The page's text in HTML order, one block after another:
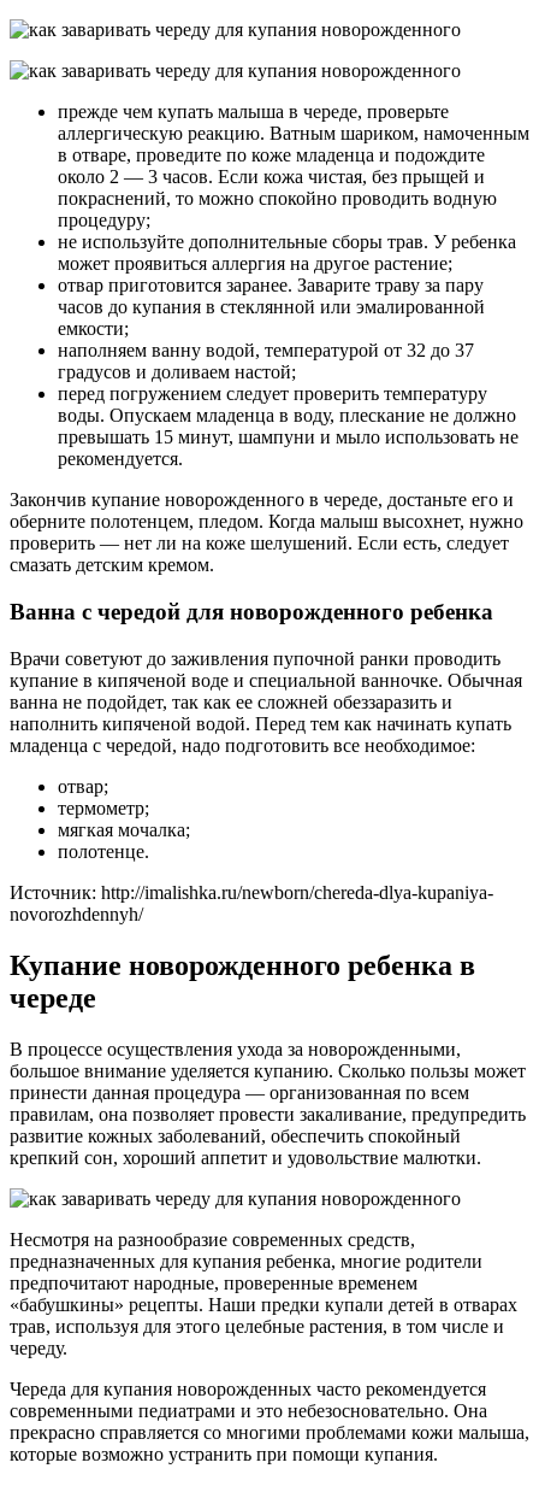
прежде чем купать малыша в череде, проверьте
аллергическую реакцию. Ватным шариком, намоченным
в отваре, проведите по коже младенца и подождите
около 2 — 3 часов. Если кожа чистая, без прыщей и
покраснений, то можно спокойно проводить водную
процедуру;
не используйте дополнительные сборы трав. У ребенка
может проявиться аллергия на другое растение;
отвар приготовится заранее. Заварите траву за пару
часов до купания в стеклянной или эмалированной
емкости;
наполняем ванну водой, температурой от 32 до 37
градусов и доливаем настой;
перед погружением следует проверить температуру
воды. Опускаем младенца в воду, плескание не должно
превышать 15 минут, шампуни и мыло использовать не
рекомендуется.
Закончив купание новорожденного в череде, достаньте его и
оберните полотенцем, пледом. Когда малыш высохнет, нужно
проверить — нет ли на коже шелушений. Если есть, следует
смазать детским кремом.
Ванна с чередой для новорожденного ребенка
Врачи советуют до заживления пупочной ранки проводить
купание в кипяченой воде и специальной ванночке. Обычная
ванна не подойдет, так как ее сложней обеззаразить и
наполнить кипяченой водой. Перед тем как начинать купать
младенца с чередой, надо подготовить все необходимое:
отвар;
термометр;
мягкая мочалка;
полотенце.
Источник: http://imalishka.ru/newborn/chereda-dlya-kupaniya-
novorozhdennyh/
Купание новорожденного ребенка в
череде
В процессе осуществления ухода за новорожденными,
большое внимание уделяется купанию. Сколько пользы может
принести данная процедура — организованная по всем
правилам, она позволяет провести закаливание, предупредить
развитие кожных заболеваний, обеспечить спокойный
крепкий сон, хороший аппетит и удовольствие малютки.
Несмотря на разнообразие современных средств,
предназначенных для купания ребенка, многие родители
предпочитают народные, проверенные временем
«бабушкины» рецепты. Наши предки купали детей в отварах
трав, используя для этого целебные растения, в том числе и
череду.
Череда для купания новорожденных часто рекомендуется
современными педиатрами и это небезосновательно. Она
прекрасно справляется со многими проблемами кожи малыша,
которые возможно устранить при помощи купания.